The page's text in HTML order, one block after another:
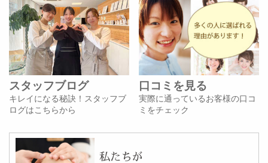
スタッフブログ
キレイになる秘訣！スタッフブ
ログはこちらから
口コミを見る
実際に通っているお客様の口コ
ミをチェック
私たちが